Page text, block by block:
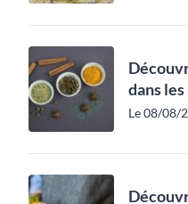
dans
Le 08/08/